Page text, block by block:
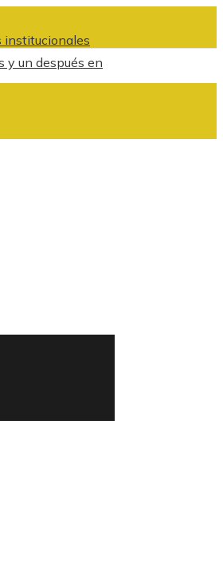
institucionales
y un después en